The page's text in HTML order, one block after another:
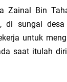
Zainal Bin
di sungai desa
untuk
saat itulah